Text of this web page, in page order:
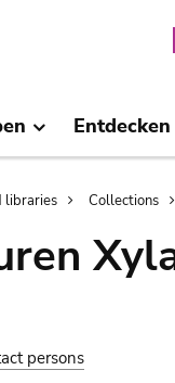
Entdecken
libraries Collections
persons